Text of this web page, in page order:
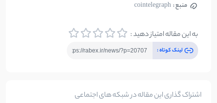
منبع : cointelegraph
به این مقاله امتیاز دهید :
لینک کوتاه :
اشتراک گذاری این مقاله در شبکه های اجتماعی